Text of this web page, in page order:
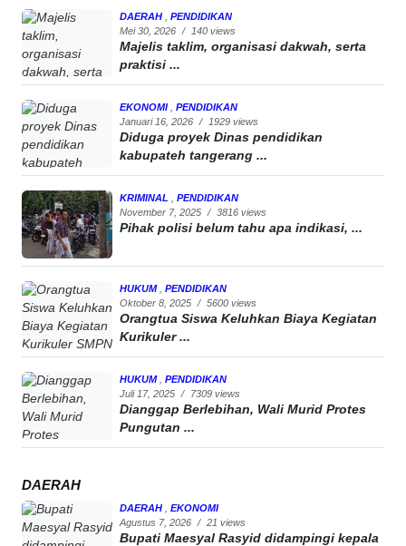
DAERAH
PENDIDIKAN
Mei 30, 2026 / 140 views
Majelis taklim, organisasi dakwah, serta
praktisi ...
EKONOMI
PENDIDIKAN
Januari 16, 2026 / 1929 views
Diduga proyek Dinas pendidikan
kabupateh tangerang ...
KRIMINAL
PENDIDIKAN
November 7, 2025 / 3816 views
Pihak polisi belum tahu apa indikasi, ...
HUKUM
PENDIDIKAN
Oktober 8, 2025 / 5600 views
Orangtua Siswa Keluhkan Biaya Kegiatan
Kurikuler ...
HUKUM
PENDIDIKAN
Juli 17, 2025 / 7309 views
Dianggap Berlebihan, Wali Murid Protes
Pungutan ...
DAERAH
DAERAH
EKONOMI
Agustus 7, 2026 / 21 views
Bupati Maesyal Rasyid didampingi kepala